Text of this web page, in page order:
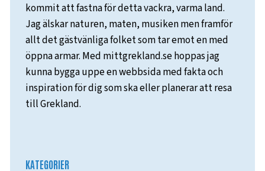
kommit att fastna för detta vackra, varma land.
Jag älskar naturen, maten, musiken men framför
allt det gästvänliga folket som tar emot en med
öppna armar. Med mittgrekland.se hoppas jag
kunna bygga uppe en webbsida med fakta och
inspiration för dig som ska eller planerar att resa
till Grekland.
KATEGORIER